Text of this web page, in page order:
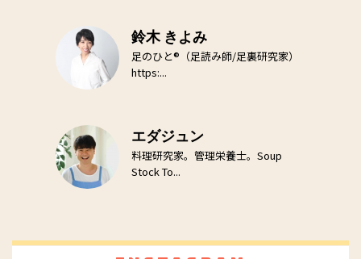
鈴木 きよみ
足のひと®（足読み師/足裏研究家）
https:...
エダジュン
料理研究家。管理栄養士。Soup
Stock To...